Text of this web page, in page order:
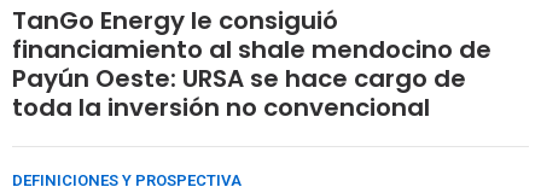
TanGo Energy le consiguió
financiamiento al shale mendocino de
Payún Oeste: URSA se hace cargo de
toda la inversión no convencional
DEFINICIONES Y PROSPECTIVA